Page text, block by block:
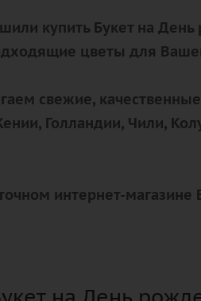
купить Букет на
цветы для
свежие,
Голландии, Чили,
интернет-